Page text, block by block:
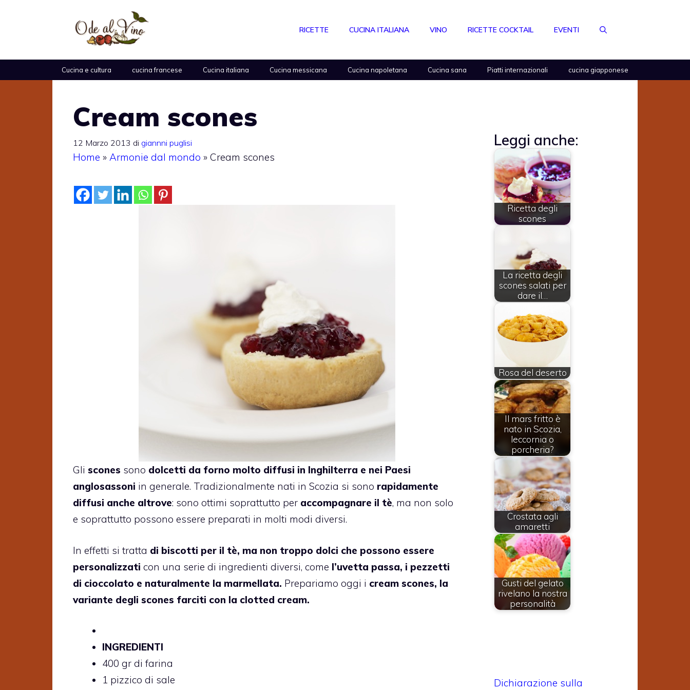
RICETTE CUCINA ITALIANA VINO RICETTE COCKTAIL EVENTI
Cucina e cultura cucina francese Cucina italiana Cucina messicana Cucina napoletana Cucina sana Piatti internazionali cucina giapponese
Cream scones
12 Marzo 2013 di giannni puglisi
Home » Armonie dal mondo » Cream scones
Gli scones sono dolcetti da forno molto diffusi in Inghilterra e nei Paesi
anglosassoni in generale. Tradizionalmente nati in Scozia si sono rapidamente
diffusi anche altrove: sono ottimi soprattutto per accompagnare il tè, ma non solo
e soprattutto possono essere preparati in molti modi diversi.
In effetti si tratta di biscotti per il tè, ma non troppo dolci che possono essere
personalizzati con una serie di ingredienti diversi, come l’uvetta passa, i pezzetti
di cioccolato e naturalmente la marmellata. Prepariamo oggi i cream scones, la
variante degli scones farciti con la clotted cream.
INGREDIENTI
400 gr di farina
1 pizzico di sale
Leggi anche:
Ricetta degli
scones
La ricetta degli
scones salati per
dare il…
Rosa del deserto
Il mars fritto è
nato in Scozia,
leccornia o
porcheria?
Crostata agli
amaretti
Gusti del gelato
rivelano la nostra
personalità
Dichiarazione sulla